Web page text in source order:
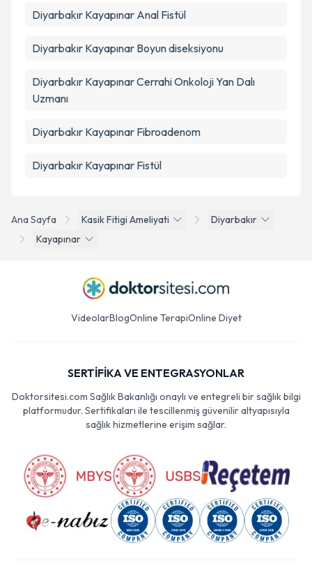
Ana Sayfa Kasik Fitigi Ameliyati
Diyarbakır
Kayapınar
Diyarbakır Kayapınar Anal Fistül
Diyarbakır Kayapınar Boyun diseksiyonu
Diyarbakır Kayapınar Cerrahi Onkoloji Yan Dalı
Uzmanı
Diyarbakır Kayapınar Fibroadenom
Diyarbakır Kayapınar Fistül
VideolarBlogOnline TerapiOnline Diyet
SERTİFİKA VE ENTEGRASYONLAR
Doktorsitesi.com Sağlık Bakanlığı onaylı ve entegreli bir sağlık bilgi
platformudur. Sertifikaları ile tescillenmiş güvenilir altyapısıyla
sağlık hizmetlerine erişim sağlar.